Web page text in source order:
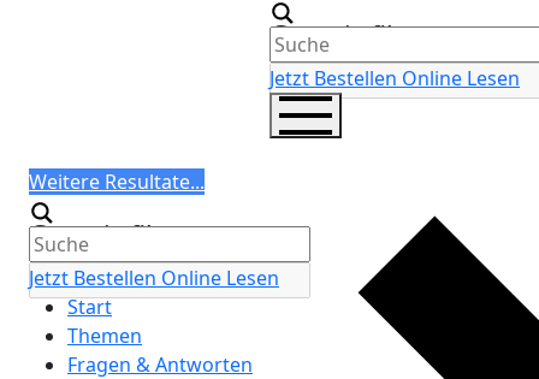
Generic filters
Jetzt Bestellen Online Lesen
Search
Weitere Resultate...
Generic filters
Jetzt Bestellen Online Lesen
Start
Themen
Fragen & Antworten